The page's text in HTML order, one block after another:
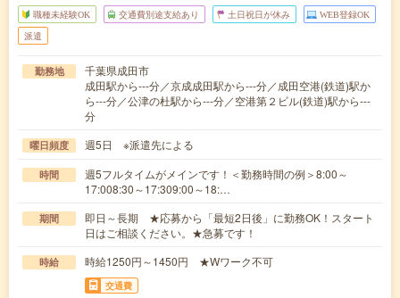
職種未経験OK 交通費別途支給あり 土日祝日が休み WEB登録OK
派遣
勤務地
千葉県成田市
成田駅から---分／京成成田駅から---分／成田空港(鉄道)駅か
ら---分／公津の杜駅から---分／空港第２ビル(鉄道)駅から---
分
曜日頻度 週5日 ※派遣先による
時間
週5フルタイムがメインです！＜勤務時間の例＞8:00～
17:008:30～17:309:00～18:…
期間
即日～長期 ★応募から「最短2日後」に勤務OK！スタート
日はご相談ください。★急募です！
時給 時給1250円～1450円 ★Wワーク不可
交通費